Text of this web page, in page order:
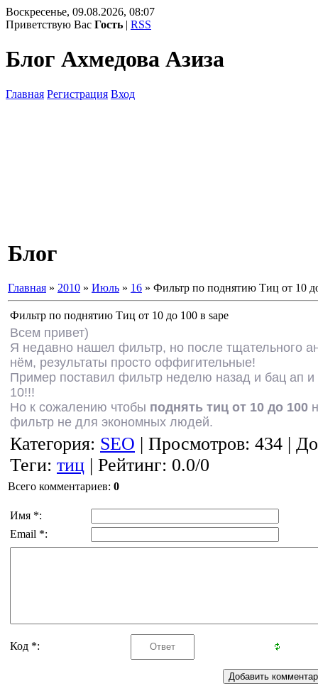
Воскресенье, 09.08.2026, 08:07
Приветствую Вас Гость | RSS
Блог Ахмедова Азиза
Главная Регистрация Вход
Блог
Главная » 2010 » Июль » 16 » Фильтр по поднятию Тиц от 10
Фильтр по поднятию Тиц от 10 до 100 в sape
Всем привет)
Я недавно нашел фильтр, но после тщательного
нём, результаты просто оффигительные!
Пример поставил фильтр неделю назад и бац ап
10!!!
Но к сожалению чтобы поднять тиц от 10 до 100
фильтр не для экономных людей.
Категория: SEO | Просмотров: 434 |
Теги: тиц | Рейтинг: 0.0/0
Всего комментариев: 0
Имя *:
Email *:
Код *: